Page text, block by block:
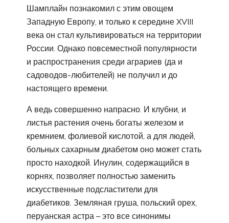
Шамплайн познакомил с этим овощем
Западную Европу, и только к середине XVIII
века он стал культивироваться на территории
России. Однако повсеместной популярности
и распространения среди аграриев (да и
садоводов-любителей) не получил и до
настоящего времени.
А ведь совершенно напрасно. И клубни, и
листья растения очень богаты железом и
кремнием, фолиевой кислотой, а для людей,
больных сахарным диабетом оно может стать
просто находкой. Инулин, содержащийся в
корнях, позволяет полностью заменить
искусственные подсластители для
диабетиков. Земляная груша, польский орех,
перуанская астра – это все синонимы